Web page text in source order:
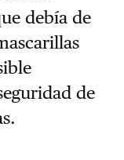
debía de
de